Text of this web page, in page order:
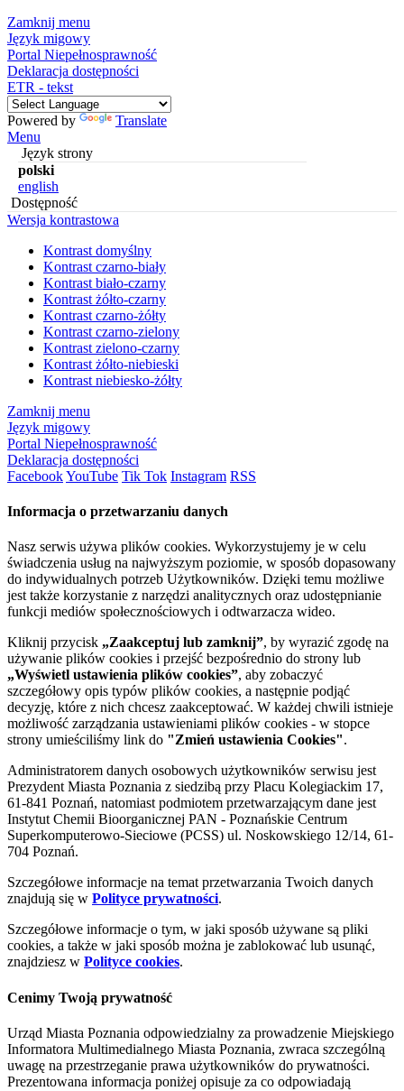
Zamknij menu
Język migowy
Portal Niepełnosprawność
Deklaracja dostępności
ETR - tekst
Powered by
Translate
Menu
Język strony
polski
english
Dostępność
Wersja kontrastowa
Kontrast domyślny
Kontrast czarno-biały
Kontrast biało-czarny
Kontrast żółto-czarny
Kontrast czarno-żółty
Kontrast czarno-zielony
Kontrast zielono-czarny
Kontrast żółto-niebieski
Kontrast niebiesko-żółty
Zamknij menu
Język migowy
Portal Niepełnosprawność
Deklaracja dostępności
FacebookYouTube Tik Tok Instagram RSS
Informacja o przetwarzaniu danych
Nasz serwis używa plików cookies. Wykorzystujemy je w celu
świadczenia usług na najwyższym poziomie, w sposób dopasowany
do indywidualnych potrzeb Użytkowników. Dzięki temu możliwe
jest także korzystanie z narzędzi analitycznych oraz udostępnianie
funkcji mediów społecznościowych i odtwarzacza wideo.
Kliknij przycisk „Zaakceptuj lub zamknij”, by wyrazić zgodę na
używanie plików cookies i przejść bezpośrednio do strony lub
„Wyświetl ustawienia plików cookies”, aby zobaczyć
szczegółowy opis typów plików cookies, a następnie podjąć
decyzję, które z nich chcesz zaakceptować. W każdej chwili istnieje
możliwość zarządzania ustawieniami plików cookies - w stopce
strony umieściliśmy link do "Zmień ustawienia Cookies".
Administratorem danych osobowych użytkowników serwisu jest
Prezydent Miasta Poznania z siedzibą przy Placu Kolegiackim 17,
61-841 Poznań, natomiast podmiotem przetwarzającym dane jest
Instytut Chemii Bioorganicznej PAN - Poznańskie Centrum
Superkomputerowo-Sieciowe (PCSS) ul. Noskowskiego 12/14, 61-
704 Poznań.
Szczegółowe informacje na temat przetwarzania Twoich danych
znajdują się w Polityce prywatności.
Szczegółowe informacje o tym, w jaki sposób używane są pliki
cookies, a także w jaki sposób można je zablokować lub usunąć,
znajdziesz w Polityce cookies.
Cenimy Twoją prywatność
Urząd Miasta Poznania odpowiedzialny za prowadzenie Miejskiego
Informatora Multimedialnego Miasta Poznania, zwraca szczególną
uwagę na przestrzeganie prawa użytkowników do prywatności.
Prezentowana informacja poniżej opisuje za co odpowiadają